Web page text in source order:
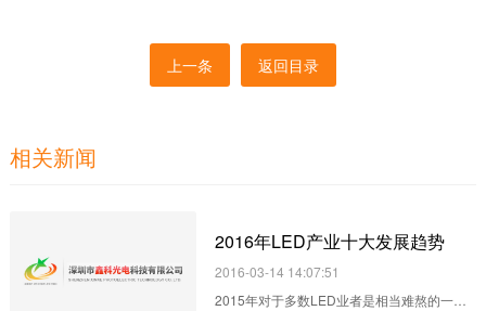
上一条 返回目录
相关新闻
2016年LED产业十大发展趋势
2016-03-14 14:07:51
2015年对于多数LED业者是相当难熬的一